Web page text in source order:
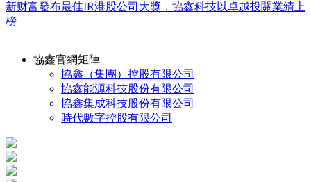
新财富發布最佳IR港股公司大獎，協鑫科技以卓越投關業績上
榜
協鑫官網矩陣
協鑫（集團）控股有限公司
協鑫能源科技股份有限公司
協鑫集成科技股份有限公司
時代數字控股有限公司